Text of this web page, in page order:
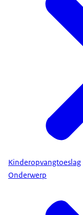
Kinderopvangtoeslag
Onderwerp